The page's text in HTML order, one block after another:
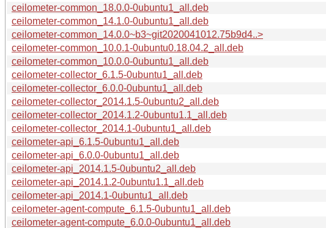
ceilometer-common_18.0.0-0ubuntu1_all.deb
ceilometer-common_14.1.0-0ubuntu1_all.deb
ceilometer-common_14.0.0~b3~git2020041012.75b9d4..>
ceilometer-common_10.0.1-0ubuntu0.18.04.2_all.deb
ceilometer-common_10.0.0-0ubuntu1_all.deb
ceilometer-collector_6.1.5-0ubuntu1_all.deb
ceilometer-collector_6.0.0-0ubuntu1_all.deb
ceilometer-collector_2014.1.5-0ubuntu2_all.deb
ceilometer-collector_2014.1.2-0ubuntu1.1_all.deb
ceilometer-collector_2014.1-0ubuntu1_all.deb
ceilometer-api_6.1.5-0ubuntu1_all.deb
ceilometer-api_6.0.0-0ubuntu1_all.deb
ceilometer-api_2014.1.5-0ubuntu2_all.deb
ceilometer-api_2014.1.2-0ubuntu1.1_all.deb
ceilometer-api_2014.1-0ubuntu1_all.deb
ceilometer-agent-compute_6.1.5-0ubuntu1_all.deb
ceilometer-agent-compute_6.0.0-0ubuntu1_all.deb